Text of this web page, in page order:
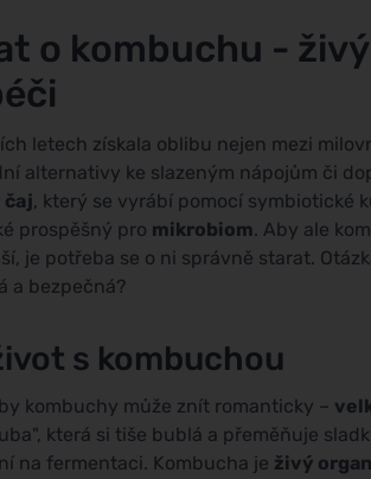
o kombuchu -
letech získala oblibu nejen mezi
alternativy ke slazeným nápojům či
, který se vyrábí pomocí symbiotické
prospěšný pro mikrobiom. Aby ale
je potřeba se o ni správně starat.
a bezpečná?
s kombuchou
kombuchy může znít romanticky –
která si tiše bublá a přeměňuje
na fermentaci. Kombucha je živý